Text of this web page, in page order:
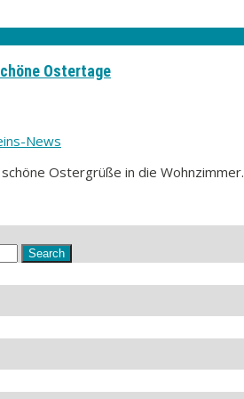
Ostertage
News
Ostergrüße in die